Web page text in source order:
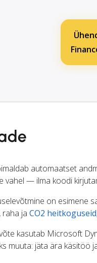
automaatset
vahel — ilma koodi
on esimene
raha ja CO2 heitkoguseid
kasutab Microsoft
muuta: jäta ära käsitöö